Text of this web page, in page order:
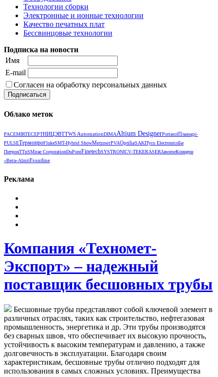
Технологии сборки
Электронные и ионные технологии
Качество печатных плат
Бессвинцовые технологии
Подписка на новости
Имя
E-mail
Согласен на обработку персональных данных
Облако меток
РАСЕMIRTECEPTНИЦЭВТTWS AutomationDIMAAltium DesignerPortasolПланарi-
PULSEТермопроFlukeSMT-Hybrid ShowMetznerPVAOptiliaSAKITyco ElectronicsБи
ПитронTTnSMirae CorporationDuPontFinetechSYSTRONICV‑TEKERASERJanomeКонцерн
«Вега»AlmitFrontline
Реклама
Компания «Техномет-
Экспорт» – надежный
поставщик бесшовных трубы
Бесшовные трубы представляют собой ключевой элемент в
различных отраслях, таких как строительство, нефтегазовая
промышленность, энергетика и др. Эти трубы производятся
без сварных швов, что обеспечивает их высокую прочность,
устойчивость к высоким температурам и давлению, а также
долговечность в эксплуатации. Благодаря своим
характеристикам, бесшовные трубы отлично подходят для
использования в самых сложных условиях. Преимущества